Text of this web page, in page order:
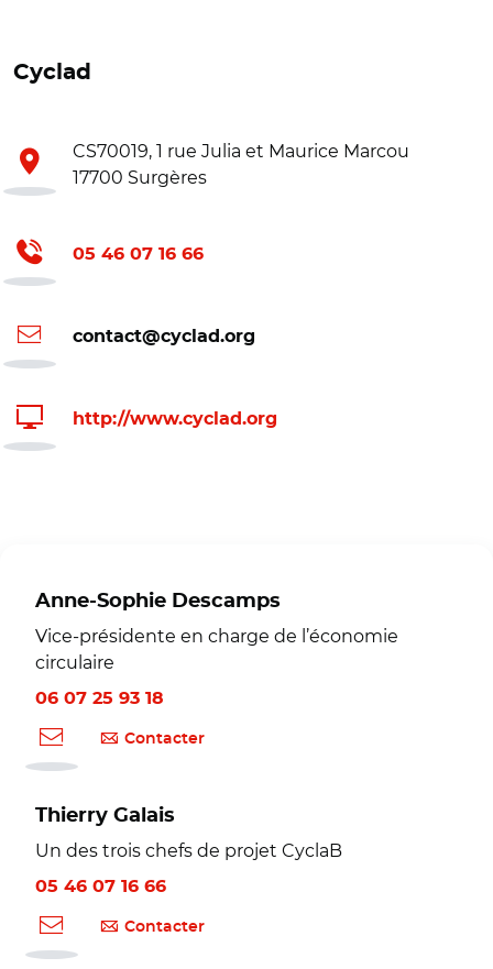
Cyclad
CS70019, 1 rue Julia et Maurice Marcou
17700 Surgères
05 46 07 16 66
contact@cyclad.org
http://www.cyclad.org
Anne-Sophie Descamps
Vice-présidente en charge de l’économie
circulaire
06 07 25 93 18
Contacter
Thierry Galais
Un des trois chefs de projet CyclaB
05 46 07 16 66
Contacter